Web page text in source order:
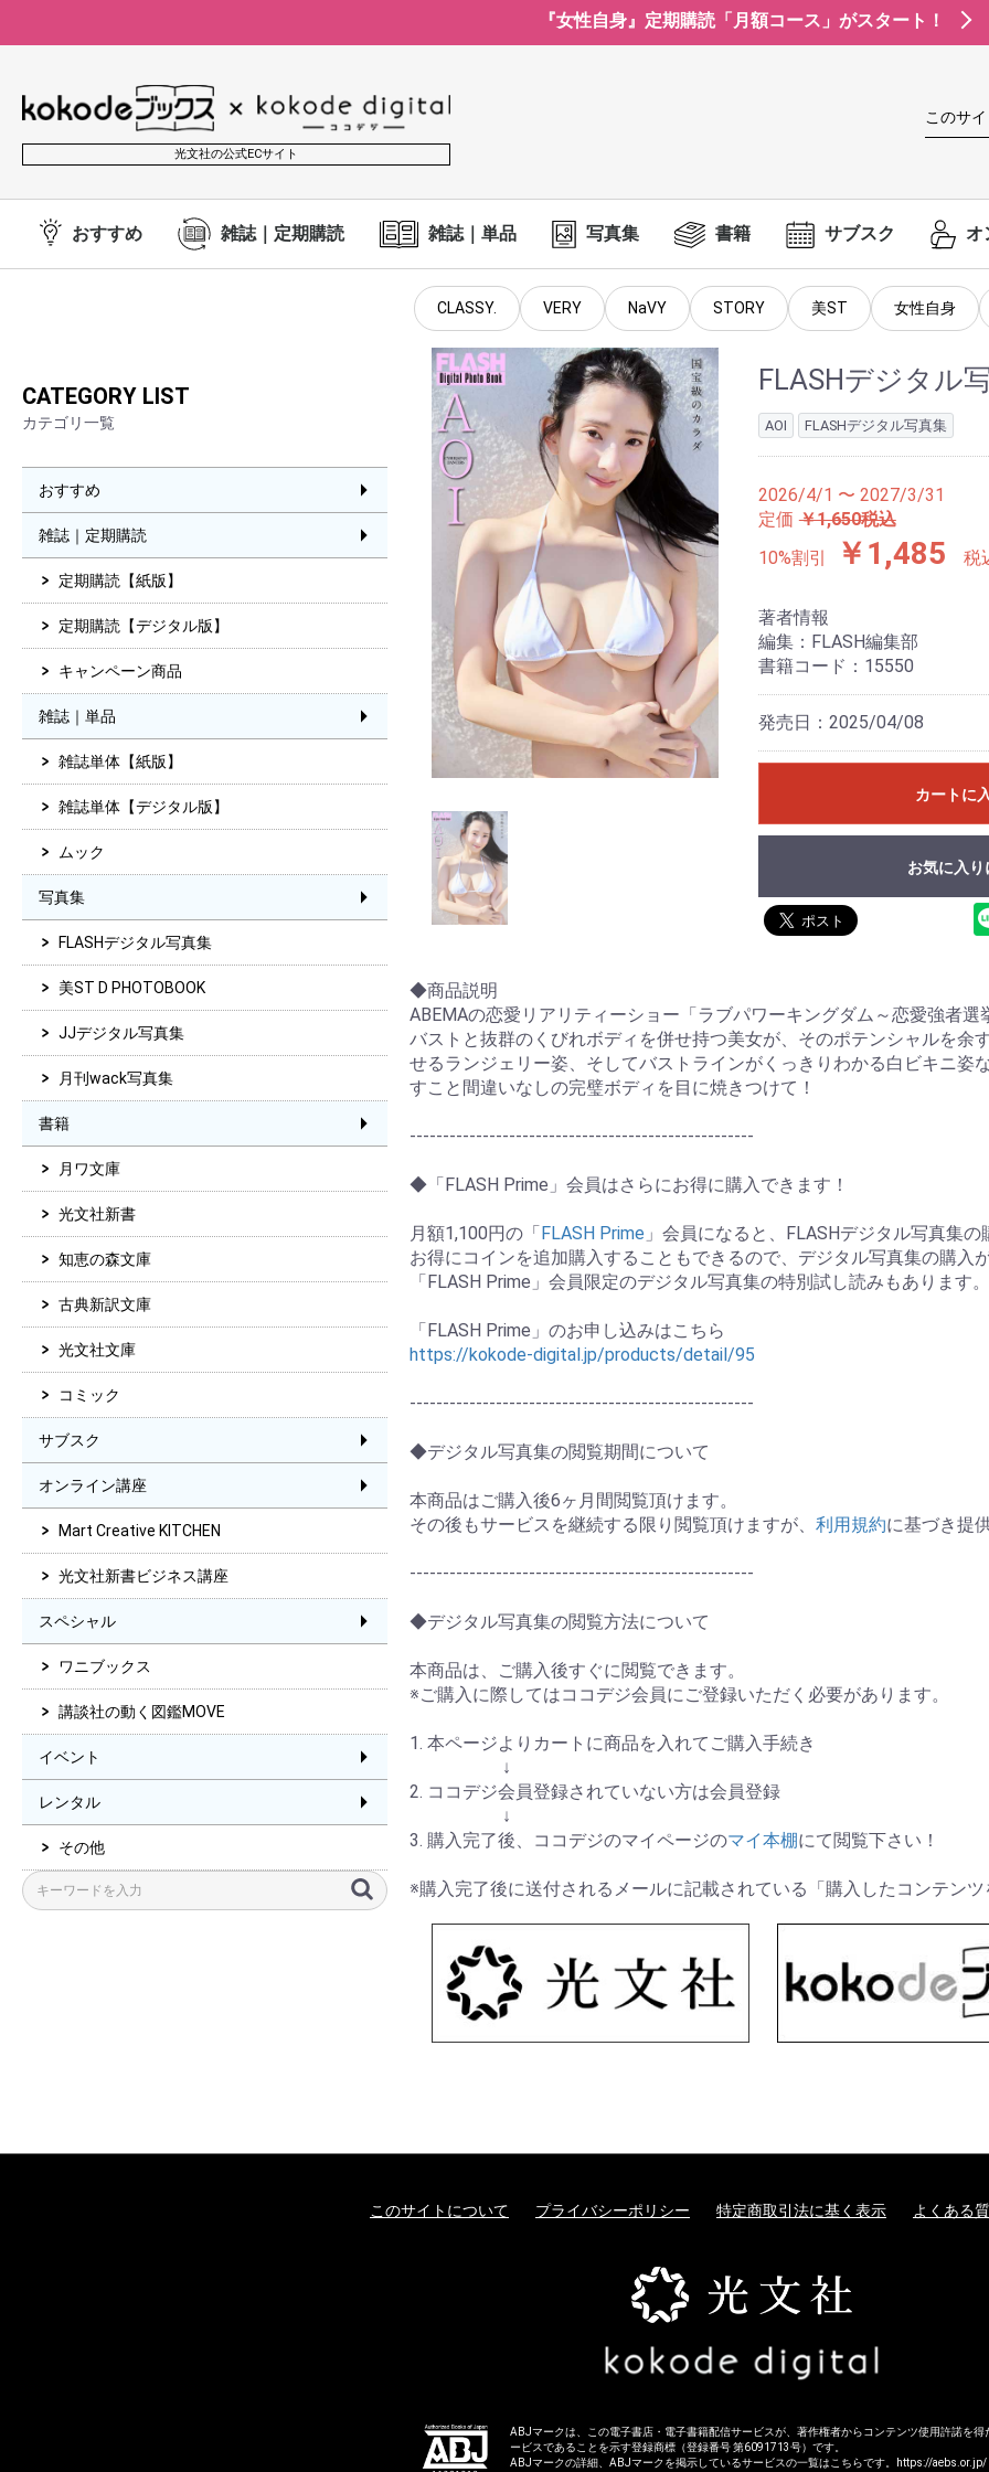
『女性自身』定期購読「月額コース」がスタート！
光文社の公式ECサイト
このサ
おすすめ 雑誌｜定期購読 雑誌｜単品 写真集 書籍 サブスク オ
CLASSY. VERY NaVY STORY 美ST 女性自身
CATEGORY LIST
カテゴリ一覧
おすすめ
雑誌｜定期購読
定期購読【紙版】
定期購読【デジタル版】
キャンペーン商品
雑誌｜単品
雑誌単体【紙版】
雑誌単体【デジタル版】
ムック
写真集
FLASHデジタル写真集
美ST D PHOTOBOOK
JJデジタル写真集
月刊wack写真集
書籍
月ワ文庫
光文社新書
知恵の森文庫
古典新訳文庫
光文社文庫
コミック
サブスク
オンライン講座
Mart Creative KITCHEN
光文社新書ビジネス講座
スペシャル
ワニブックス
講談社の動く図鑑MOVE
イベント
レンタル
その他
FLASHデジタ
AOI FLASHデジタル写真集
2026/4/1 〜 2027/3/31
定価 ￥1,650税込
10%割引
￥1,485 税
著者情報
編集：FLASH編集部
書籍コード：15550
発売日：2025/04/08
カートに
お買い物を続ける
お気に入り
◆商品説明
ABEMAの恋愛リアリティーショー「ラブパワーキングダム～恋愛強者選
バストと抜群のくびれボディを併せ持つ美女が、そのポテンシャルを
せるランジェリー姿、そしてバストラインがくっきりわかる白ビキニ姿
すこと間違いなしの完璧ボディを目に焼きつけて！
----------------------------------------------------
◆「FLASH Prime」会員はさらにお得に購入できます！
月額1,100円の「FLASH Prime 」会員になると、FLASHデジタル写真集
お得にコインを追加購入することもできるので、デジタル写真集の購入
「FLASH Prime」会員限定のデジタル写真集の特別試し読みもあります。
「FLASH Prime」のお申し込みはこちら
https://kokode-digital.jp/products/detail/95
----------------------------------------------------
◆デジタル写真集の閲覧期間について
本商品はご購入後6ヶ月間閲覧頂けます。
その後もサービスを継続する限り閲覧頂けますが、 利用規約に基づき提
----------------------------------------------------
◆デジタル写真集の閲覧方法について
本商品は、ご購入後すぐに閲覧できます。
※ご購入に際してはココデジ会員にご登録いただく必要があります。
1. 本ページよりカートに商品を入れてご購入手続き
↓
2. ココデジ会員登録されていない方は会員登録
↓
3. 購入完了後、ココデジのマイページのマイ本棚にて閲覧下さい！
※購入完了後に送付されるメールに記載されている「購入したコンテン
このサイトについて プライバシーポリシー 特定商取引法に基く表示 よくある
ABJマークは、この電子書店・電子書籍配信サービスが、著作権者からコンテンツ使用許諾を得
ービスであることを示す登録商標（登録番号 第6091713号）です。
ABJマークの詳細、ABJマークを掲示しているサービスの一覧はこちらです。
https://aebs.or.jp/